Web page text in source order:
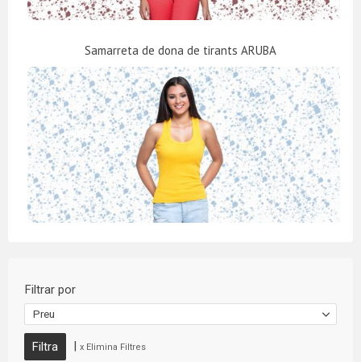
Samarreta de dona de tirants ARUBA
Filtrar por
Preu
x Elimina Filtres